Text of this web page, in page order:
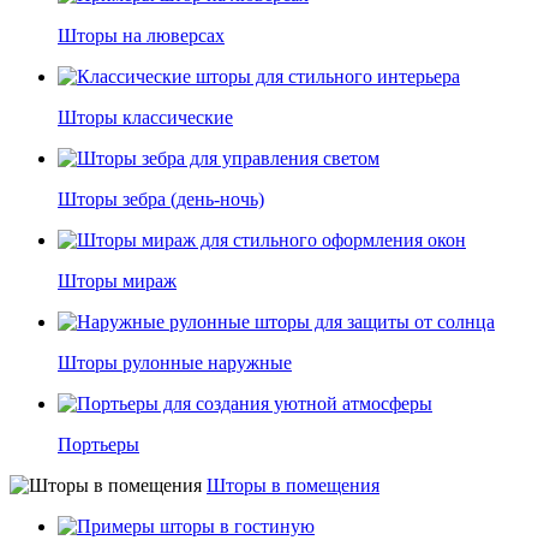
Шторы на люверсах
Шторы классические
Шторы зебра (день-ночь)
Шторы мираж
Шторы рулонные наружные
Портьеры
Шторы в помещения